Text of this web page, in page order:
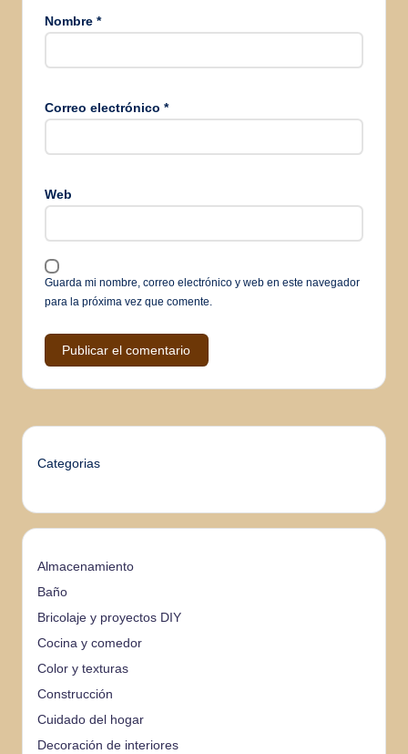
Nombre *
Correo electrónico *
Web
Guarda mi nombre, correo electrónico y web en este navegador
para la próxima vez que comente.
Categorias
Almacenamiento
Baño
Bricolaje y proyectos DIY
Cocina y comedor
Color y texturas
Construcción
Cuidado del hogar
Decoración de interiores